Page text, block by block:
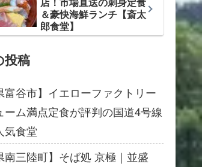
＆豪快海鮮ランチ【斎太
郎食堂】
投稿
富谷市】イエローファクトリー
ーム満点定食が評判の国道4号線
気食堂
南三陸町】そば処 京極｜並盛